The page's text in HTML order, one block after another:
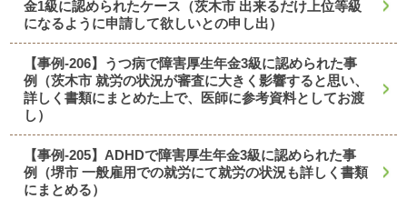
金1級に認められたケース（茨木市 出来るだけ上位等級
になるように申請して欲しいとの申し出）
【事例-206】うつ病で障害厚生年金3級に認められた事
例（茨木市 就労の状況が審査に大きく影響すると思い、
詳しく書類にまとめた上で、医師に参考資料としてお渡
し）
【事例-205】ADHDで障害厚生年金3級に認められた事
例（堺市 一般雇用での就労にて就労の状況も詳しく書類
にまとめる）